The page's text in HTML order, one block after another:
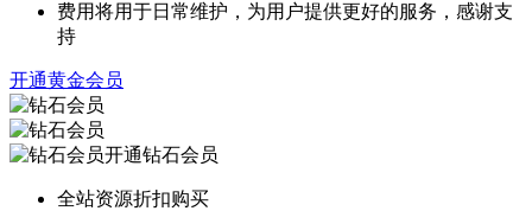
费用将用于日常维护，为用户提供更好的服务，感谢支
持
开通黄金会员
开通钻石会员
全站资源折扣购买